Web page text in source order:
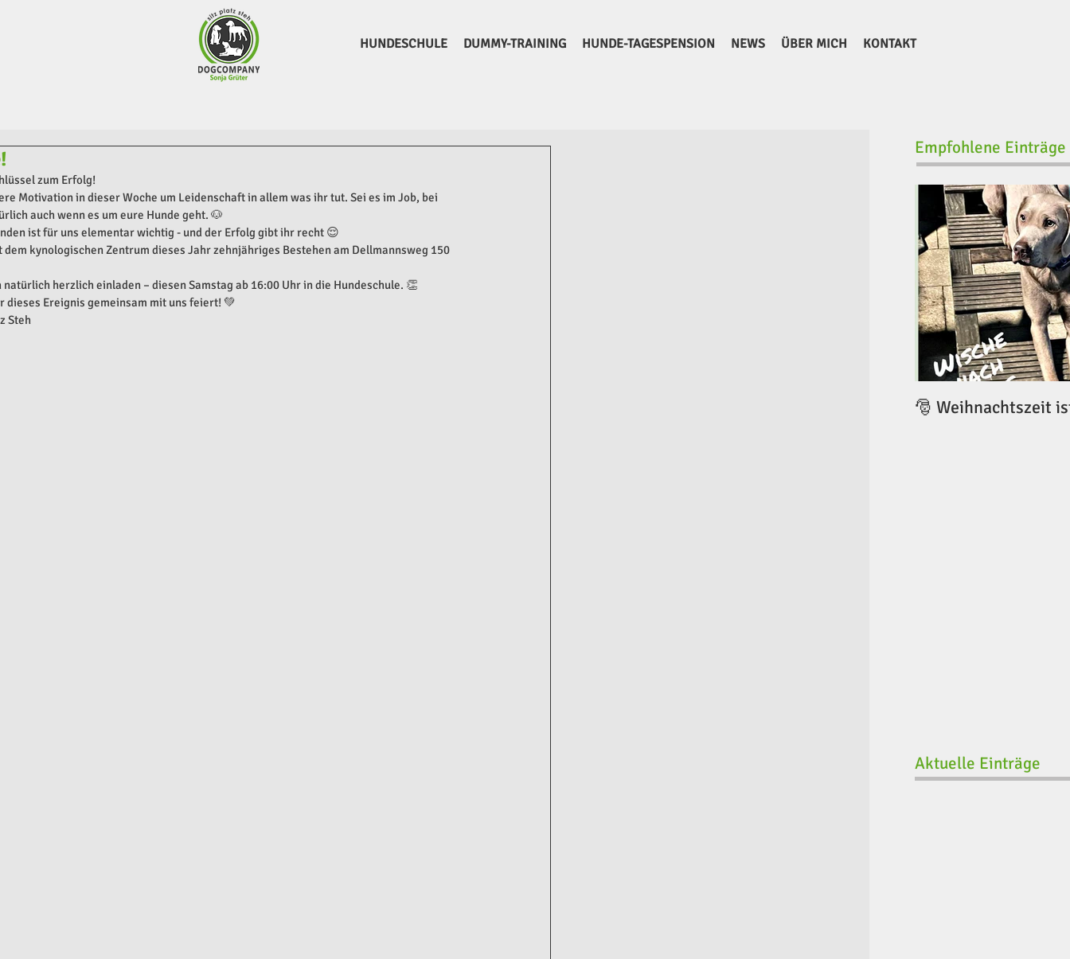
HUNDESCHULE DUMMY-TRAINING HUNDE-TAGESPENSION NEWS ÜBER MICH KONTAKT
zum Erfolg!
Motivation in dieser Woche um Leidenschaft in allem was ihr tut. Sei es im Job, bei
auch wenn es um eure Hunde geht. 🐶
ist für uns elementar wichtig - und der Erfolg gibt ihr recht 😌
dem kynologischen Zentrum dieses Jahr zehnjähriges Bestehen am Dellmannsweg 150
herzlich einladen – diesen Samstag ab 16:00 Uhr in die Hundeschule. 👏
dieses Ereignis gemeinsam mit uns feiert! 💚
Steh
Empfohlene Einträge
🎅 Weihnachtszeit
Aktuelle Einträge